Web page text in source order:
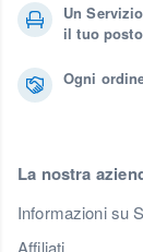
Un
il tuo posto
Ogni
La nostra
Informazioni su
Affiliati